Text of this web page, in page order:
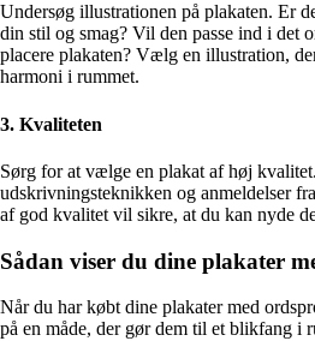
Undersøg illustrationen på plakaten. Er
din stil og smag? Vil den passe ind i det
placere plakaten? Vælg en illustration,
harmoni i rummet.
3. Kvaliteten
Sørg for at vælge en plakat af høj
udskrivningsteknikken og anmeldelser
af god kvalitet vil sikre, at du kan nyde
Sådan viser du dine plakater
Når du har købt dine plakater med
på en måde, der gør dem til et blikfang i